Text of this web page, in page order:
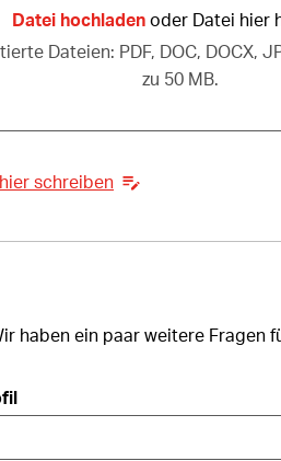
Datei hochladen oder Datei hier
oder Datei hier
Dateien: PDF, DOC, DOCX,
zu 50 MB.
schreiben
haben ein paar weitere Fragen